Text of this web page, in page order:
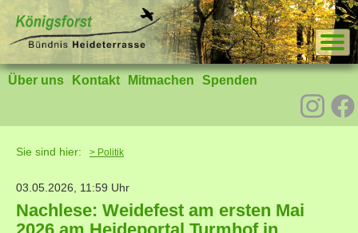
Über uns Kontakt Mitmachen Spenden
Sie sind hier: > Politik
03.05.2026, 11:59 Uhr
Nachlese: Weidefest am ersten Mai